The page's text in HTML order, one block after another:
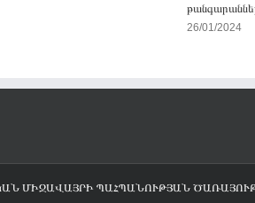
26/01/2024
ՄԻՋԱՎԱՅՐԻ ՊԱՀՊԱՆՈՒԹՅԱՆ